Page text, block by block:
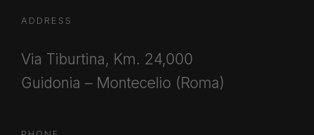
ADDRESS
Via Tiburtina, Km. 24,000
Guidonia – Montecelio (Roma)